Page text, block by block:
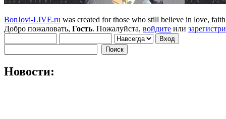
BonJovi-LIVE.ru was created for those who still believe in love,
Добро пожаловать, Гость. Пожалуйста, войдите или
Новости: